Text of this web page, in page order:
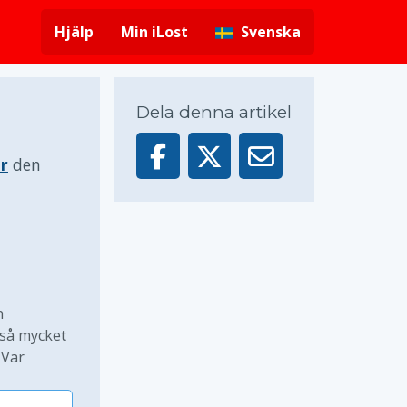
Hjälp Min iLost Svenska
den
mycket
Dela denna artikel